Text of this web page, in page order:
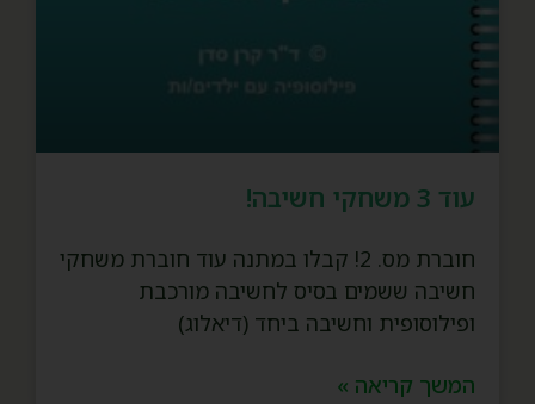
עוד 3 משחקי חשיבה!
חוברת מס. 2! קבלו במתנה עוד חוברת משחקי
חשיבה ששמים בסיס לחשיבה מורכבת
ופילוסופית וחשיבה ביחד (דיאלוג)
המשך קריאה »